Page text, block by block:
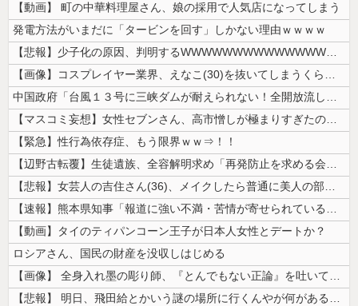
【動画】 町の中華料理屋さん、娘の採用で人気店になってしまう
発電方法がいまだに「タービンを回す」しかない理由ｗｗｗｗ
【悲報】少子化の原因、判明するWWWWWWWWWWWWWWWW
【画像】コスプレイヤー業界、えなこ(30)を抜いてしまうくらい人気の2...
中国政府「台風１３号に三峡ダムが耐えられない！全開放流しろ！」⇒ 下流...
【マスコミ妄想】女性セブンさん、高市憎しが極まりすぎたのか、過去一級の...
【緊急】性行為依存症、もう限界ｗｗ⇒！！
【辺野古転覆】生徒遺族、全容解明求め「再発防止を求める会」設立
【悲報】女芸人の吉住さん(36)、メイクしたら普通に美人の部類だったと...
【速報】熊本県知事「報道に強い不満・苦情が寄せられている」→TBSの報...
【動画】タイのティパンコーン王子が日本人女性とデートか？
ロシアさん、国民の財産を没収しはじめる
【画像】 全身入れ墨の彫り師、『とんでもない正論』を吐いて30万再生さ...
【悲報】 明日、飛田給とかいう謎の場所に行くんやが何があるんや????...